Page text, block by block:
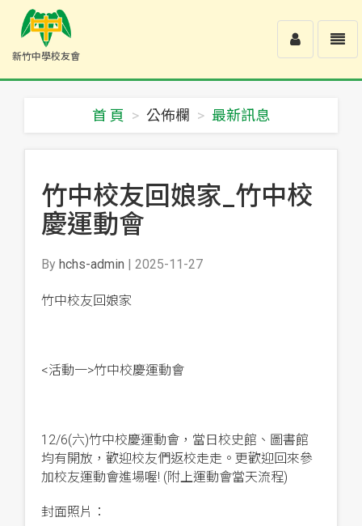
新竹中學校友會
友
Toggle
user
首 頁 公佈欄 最新訊息
竹中校友回娘家_竹中校
慶運動會
By hchs-admin | 2025-11-27
竹中校友回娘家
<活動一>竹中校慶運動會
12/6(六)竹中校慶運動會，當日校史館、圖書館
均有開放，歡迎校友們返校走走。更歡迎回來參
加校友運動會進場喔! (附上運動會當天流程)
封面照片：